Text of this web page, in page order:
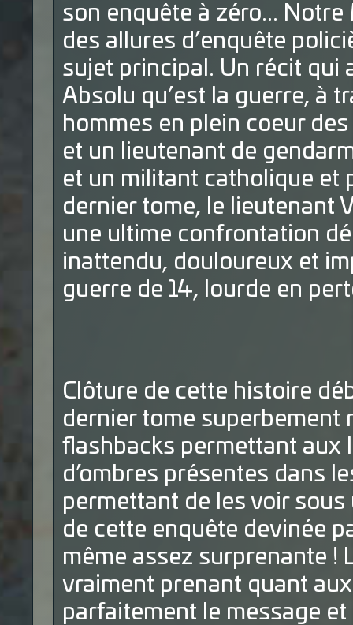
son enquête à zéro...
des allures d’enquête
sujet principal. Un récit qui
Absolu qu’est la guerre, à
hommes en plein coeur
et un lieutenant de
et un militant catholique et
dernier tome, le lieutenant
une ultime confrontation
inattendu, douloureux et
guerre de 14, lourde en
Clôture de cette histoire
dernier tome superbement
flashbacks permettant aux
d’ombres présentes dans
permettant de les voir
de cette enquête devinée
même assez surprenante !
vraiment prenant quant
parfaitement le message